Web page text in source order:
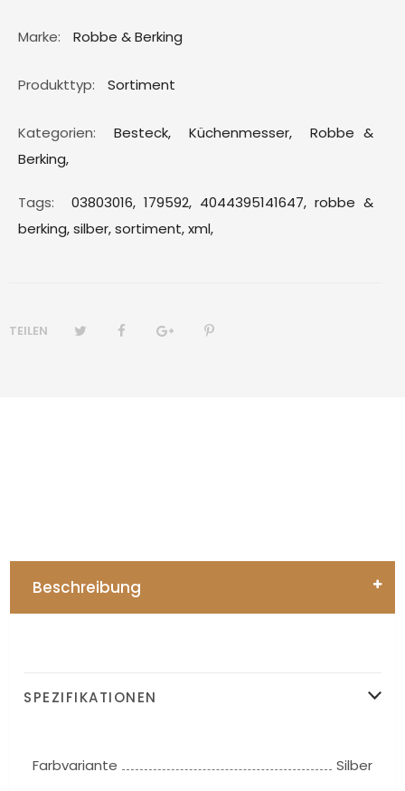
Marke: Robbe & Berking
Produkttyp: Sortiment
Kategorien: Besteck, Küchenmesser, Robbe &
Berking,
Tags: 03803016, 179592, 4044395141647, robbe &
berking,silber,sortiment,xml,
TEILEN
Beschreibung
SPEZIFIKATIONEN
Farbvariante Silber